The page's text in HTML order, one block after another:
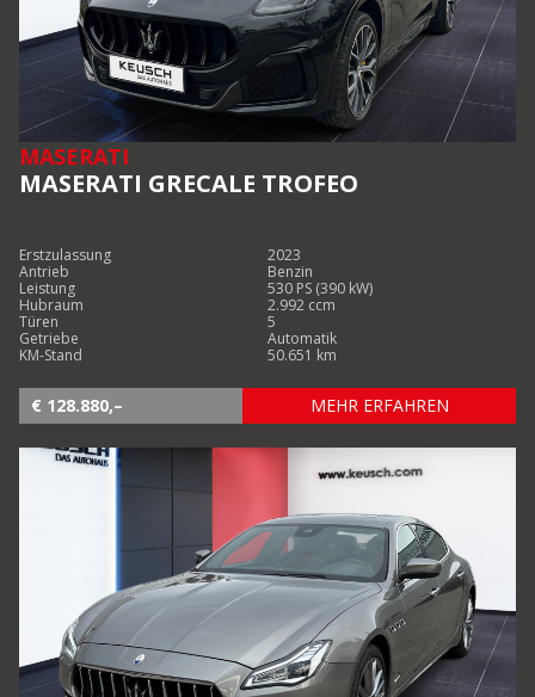
MASERATI
MASERATI GRECALE TROFEO
Erstzulassung
2023
Antrieb
Benzin
Leistung
530 PS (390 kW)
Hubraum
2.992 ccm
Türen
5
Getriebe
Automatik
KM-Stand
50.651 km
€ 128.880,– MEHR ERFAHREN